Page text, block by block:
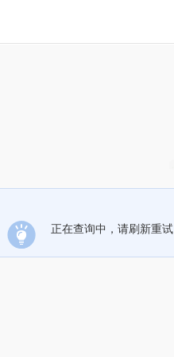
正在查询中，请刷新重试